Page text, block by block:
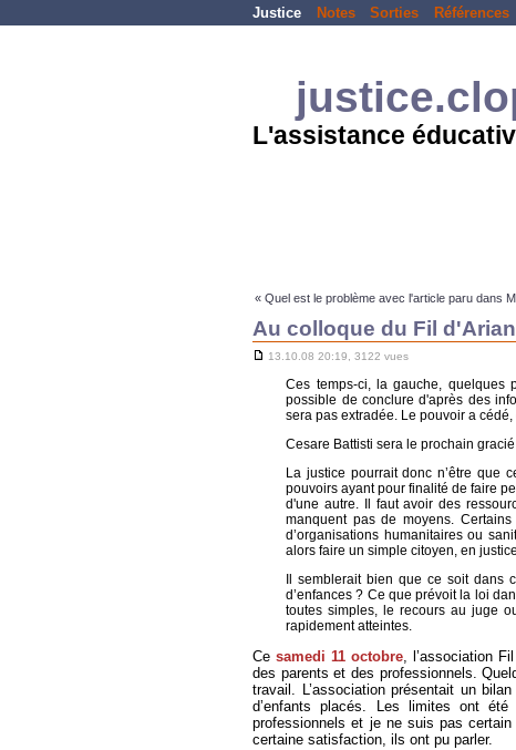
Justice Notes Sorties Références
L'assistance
« Quel est le problème avec l'article paru dans
Au colloque du Fil
13.10.08 20:19, 3122 vues
Ces temps-ci, la gauche, quelques
possible de conclure d'après des
sera pas extradée. Le pouvoir a
Cesare Battisti sera le prochain
La justice pourrait donc n’être que
pouvoirs ayant pour finalité de faire
d'une autre. Il faut avoir des
manquent pas de moyens.
d’organisations humanitaires ou
alors faire un simple citoyen, en
Il semblerait bien que ce soit dans
d’enfances ? Ce que prévoit la loi
toutes simples, le recours au juge
rapidement atteintes.
Cesamedi 11 octobre, l’association
des parents et des professionnels.
travail. L’association présentait un
d’enfants placés. Les limites ont
professionnels et je ne suis pas
certaine satisfaction, ils ont pu parler.